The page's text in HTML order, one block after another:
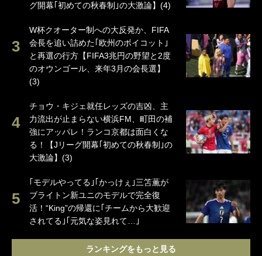
グ開幕｢初めての秋春制｣の大激論】(4)
W杯クオーター制への大反発か、FIFA
会長を追い詰めた｢欧州のボイコット｣
と再選の行方【FIFA3兆円の野望と2度
のオウンゴール、来年3月の会長選】
(3)
チョウ・キジェ就任レッズの吉凶、主
力流出が止まらない横浜FM、町田の補
強にアッパレ！ランコ京都は面白くな
る！【Jリーグ開幕｢初めての秋春制｣の
大激論】(3)
｢モデルやってる｣｢かっけぇ｣三笘薫が
ブライトン新ユニのモデルで完全復
活！“King”の帰還に｢チームから大歓迎
されてる｣｢元気な姿見れて…｣
ランキングをもっと見る